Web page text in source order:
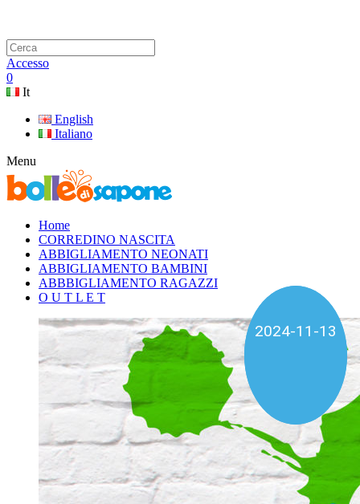
Accesso
0
It
English
Italiano
Menu
Home
CORREDINO NASCITA
ABBIGLIAMENTO NEONATI
ABBIGLIAMENTO BAMBINI
ABBBIGLIAMENTO RAGAZZI
O U T L E T
2025-01-04
2024-11-13